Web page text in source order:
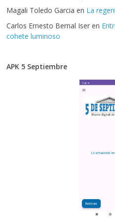
Magali Toledo Garcia en La
Carlos Ernesto Bernal Iser en
cohete luminoso
APK 5 Septiembre